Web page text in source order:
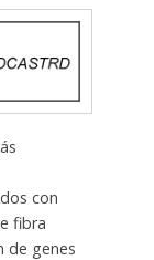
con
fibra
de genes